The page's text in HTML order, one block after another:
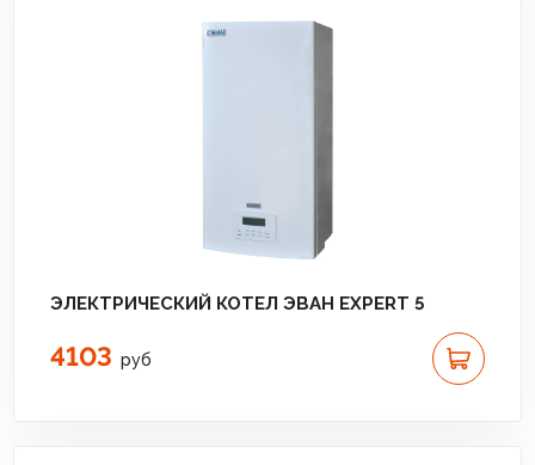
ЭЛЕКТРИЧЕСКИЙ КОТЕЛ ЭВАН EXPERT 5
4103 руб